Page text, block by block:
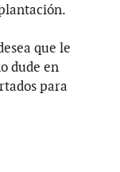
que le
dude en
para